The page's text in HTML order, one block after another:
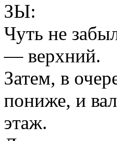
ЗЫ:
Чуть не
— верхний.
Затем, в
пониже, и
этаж.